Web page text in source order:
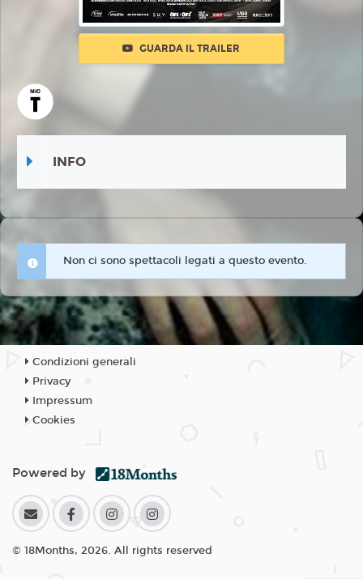
GUARDA IL TRAILER
INFO
Non ci sono spettacoli legati a questo evento.
Condizioni generali
Privacy
Impressum
Cookies
Powered by
© 18Months, 2026. All rights reserved